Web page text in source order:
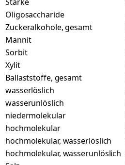
Oligosaccharide
Zuckeralkohole, gesamt
Mannit
Sorbit
Xylit
Ballaststoffe, gesamt
wasserlöslich
wasserunlöslich
niedermolekular
hochmolekular
hochmolekular, wasserlöslich
hochmolekular, wasserunlöslich